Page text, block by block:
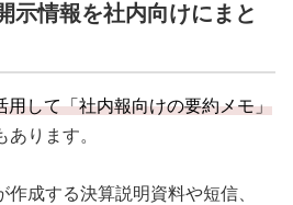
示情報を社内向けにまと
用して「社内報向けの要約メモ」
あります。
作成する決算説明資料や短信、